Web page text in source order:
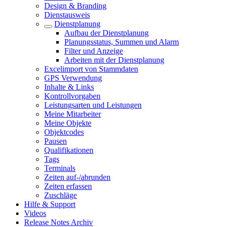
Design & Branding
Dienstausweis
Dienstplanung
Aufbau der Dienstplanung
Planungsstatus, Summen und Alarm
Filter und Anzeige
Arbeiten mit der Dienstplanung
Excelimport von Stammdaten
GPS Verwendung
Inhalte & Links
Kontrollvorgaben
Leistungsarten und Leistungen
Meine Mitarbeiter
Meine Objekte
Objektcodes
Pausen
Qualifikationen
Tags
Terminals
Zeiten auf-/abrunden
Zeiten erfassen
Zuschläge
Hilfe & Support
Videos
Release Notes Archiv